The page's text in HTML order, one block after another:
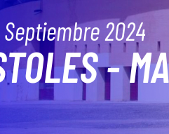
Septiembre 2024
-